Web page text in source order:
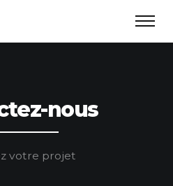
nous
votre projet